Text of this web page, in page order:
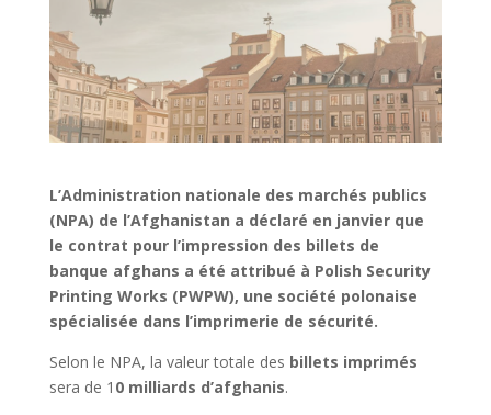
L’Administration nationale des marchés publics
(NPA) de l’Afghanistan a déclaré en janvier que
le contrat pour l’impression des billets de
banque afghans a été attribué à Polish Security
Printing Works (PWPW), une société polonaise
spécialisée dans l’imprimerie de sécurité.
Selon le NPA, la valeur totale des billets imprimés
sera de 1 0 milliards d’afghanis.